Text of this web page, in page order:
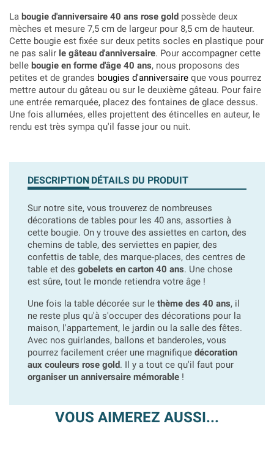
La bougie d'anniversaire 40 ans rose gold possède deux
mèches et mesure 7,5 cm de largeur pour 8,5 cm de hauteur.
Cette bougie est fixée sur deux petits socles en plastique pour
ne pas salir le gâteau d'anniversaire. Pour accompagner cette
belle bougie en forme d'âge 40 ans, nous proposons des
petites et de grandes bougies d'anniversaire que vous pourrez
mettre autour du gâteau ou sur le deuxième gâteau. Pour faire
une entrée remarquée, placez des fontaines de glace dessus.
Une fois allumées, elles projettent des étincelles en auteur, le
rendu est très sympa qu'il fasse jour ou nuit.
DESCRIPTION DÉTAILS DU PRODUIT
Sur notre site, vous trouverez de nombreuses
décorations de tables pour les 40 ans, assorties à
cette bougie. On y trouve des assiettes en carton, des
chemins de table, des serviettes en papier, des
confettis de table, des marque-places, des centres de
table et des gobelets en carton 40 ans. Une chose
est sûre, tout le monde retiendra votre âge !
Une fois la table décorée sur le thème des 40 ans, il
ne reste plus qu'à s'occuper des décorations pour la
maison, l'appartement, le jardin ou la salle des fêtes.
Avec nos guirlandes, ballons et banderoles, vous
pourrez facilement créer une magnifique décoration
aux couleurs rose gold. Il y a tout ce qu'il faut pour
organiser un anniversaire mémorable !
VOUS AIMEREZ AUSSI...